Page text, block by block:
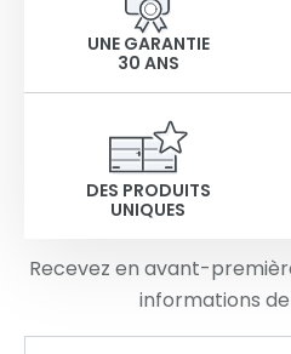
UNE GARANTIE
30 ANS
DES PRODUITS
UNIQUES
Recevez en avant-
informations